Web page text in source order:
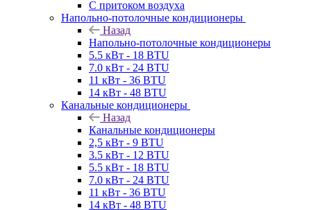
С притоком воздуха
Напольно-потолочные кондиционеры
Назад
Напольно-потолочные кондиционеры
5.5 кВт - 18 BTU
7.0 кВт - 24 BTU
11 кВт - 36 BTU
14 кВт - 48 BTU
Канальные кондиционеры
Назад
Канальные кондиционеры
2,5 кВт - 9 BTU
3.5 кВт - 12 BTU
5.5 кВт - 18 BTU
7.0 кВт - 24 BTU
11 кВт - 36 BTU
14 кВт - 48 BTU